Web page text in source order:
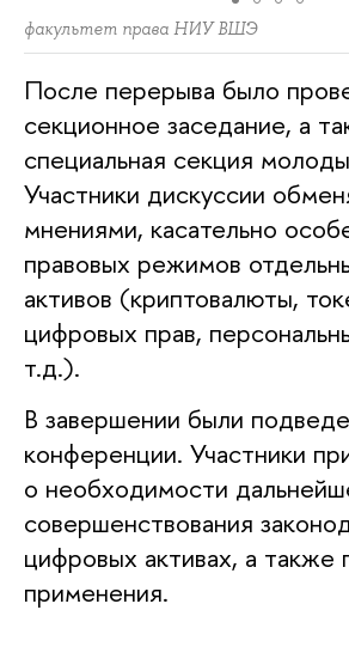
факультет права НИУ ВШЭ
После перерыва было
секционное заседание, а
специальная секция
Участники дискуссии
мнениями, касательно
правовых режимов
активов (криптовалюты,
цифровых прав,
т.д.).
В завершении были
конференции. Участники
о необходимости
совершенствования
цифровых активах, а также
применения.